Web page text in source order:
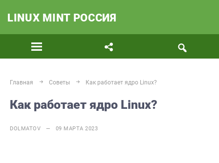
LINUX MINT РОССИЯ
Главная Советы Как работает ядро Linux?
Как работает ядро Linux?
DOLMATOV — 09 МАРТА 2023